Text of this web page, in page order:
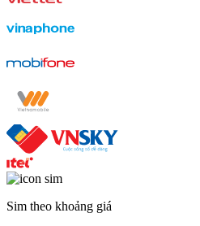
Sim theo khoảng giá